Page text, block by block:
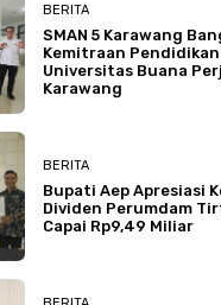
BERITA
SMAN 5 Karawang
Kemitraan Pendidikan
Universitas Buana
Karawang
BERITA
Bupati Aep Apresiasi
Dividen Perumdam
Capai Rp9,49 Miliar